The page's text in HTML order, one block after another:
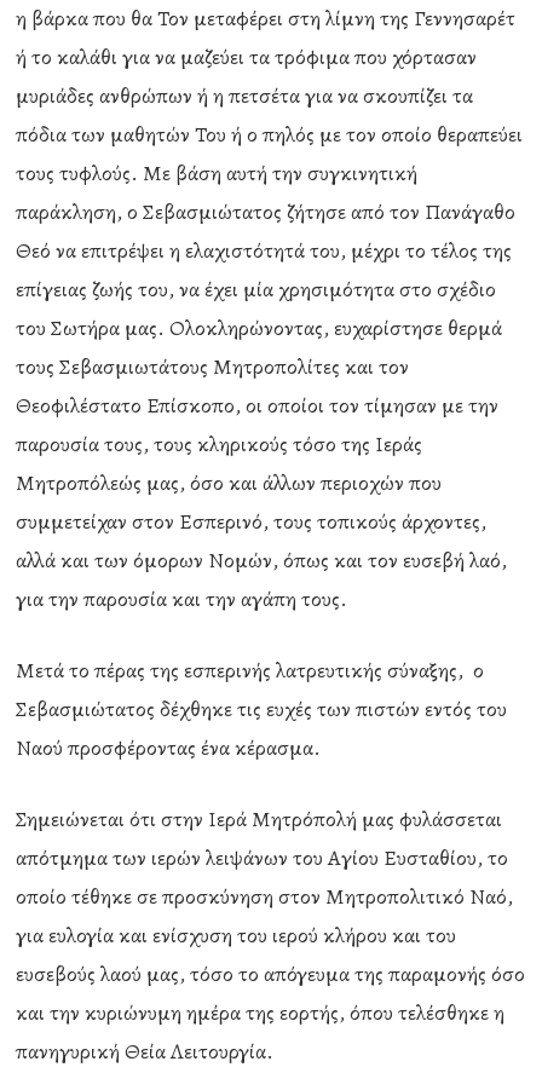
η βάρκα που θα Τον μεταφέρει στη λίμνη της Γεννησαρέτ
ή το καλάθι για να μαζεύει τα τρόφιμα που χόρτασαν
μυριάδες ανθρώπων ή η πετσέτα για να σκουπίζει τα
πόδια των μαθητών Του ή ο πηλός με τον οποίο θεραπεύει
τους τυφλούς. Με βάση αυτή την συγκινητική
παράκληση, ο Σεβασμιώτατος ζήτησε από τον Πανάγαθο
Θεό να επιτρέψει η ελαχιστότητά του, μέχρι το τέλος της
επίγειας ζωής του, να έχει μία χρησιμότητα στο σχέδιο
του Σωτήρα μας. Ολοκληρώνοντας, ευχαρίστησε θερμά
τους Σεβασμιωτάτους Μητροπολίτες και τον
Θεοφιλέστατο Επίσκοπο, οι οποίοι τον τίμησαν με την
παρουσία τους, τους κληρικούς τόσο της Ιεράς
Μητροπόλεώς μας, όσο και άλλων περιοχών που
συμμετείχαν στον Εσπερινό, τους τοπικούς άρχοντες,
αλλά και των όμορων Νομών, όπως και τον ευσεβή λαό,
για την παρουσία και την αγάπη τους.
Μετά το πέρας της εσπερινής λατρευτικής σύναξης, ο
Σεβασμιώτατος δέχθηκε τις ευχές των πιστών εντός του
Ναού προσφέροντας ένα κέρασμα.
Σημειώνεται ότι στην Ιερά Μητρόπολή μας φυλάσσεται
απότμημα των ιερών λειψάνων του Αγίου Ευσταθίου, το
οποίο τέθηκε σε προσκύνηση στον Μητροπολιτικό Ναό,
για ευλογία και ενίσχυση του ιερού κλήρου και του
ευσεβούς λαού μας, τόσο το απόγευμα της παραμονής όσο
και την κυριώνυμη ημέρα της εορτής, όπου τελέσθηκε η
πανηγυρική Θεία Λειτουργία.